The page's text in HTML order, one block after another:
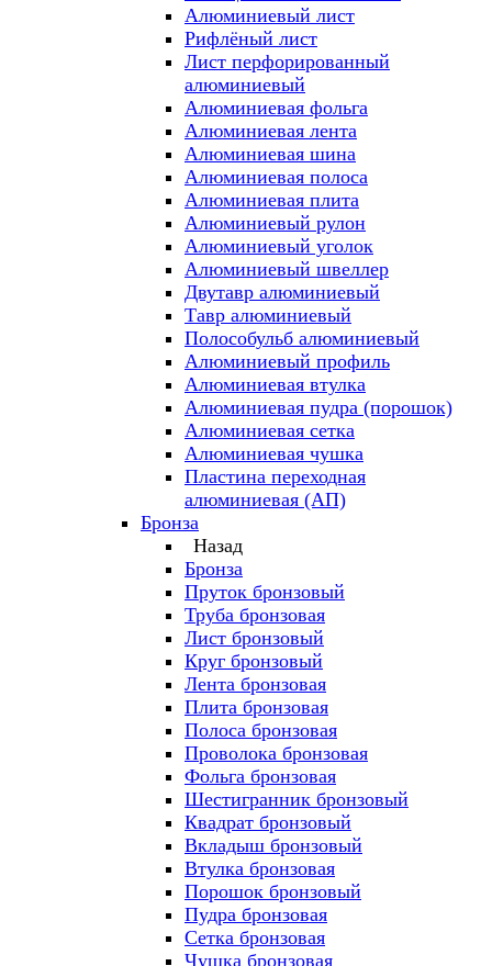
Алюминиевый лист
Рифлёный лист
Лист перфорированный
алюминиевый
Алюминиевая фольга
Алюминиевая лента
Алюминиевая шина
Алюминиевая полоса
Алюминиевая плита
Алюминиевый рулон
Алюминиевый уголок
Алюминиевый швеллер
Двутавр алюминиевый
Тавр алюминиевый
Полособульб алюминиевый
Алюминиевый профиль
Алюминиевая втулка
Алюминиевая пудра (порошок)
Алюминиевая сетка
Алюминиевая чушка
Пластина переходная
алюминиевая (АП)
Бронза
Назад
Бронза
Пруток бронзовый
Труба бронзовая
Лист бронзовый
Круг бронзовый
Лента бронзовая
Плита бронзовая
Полоса бронзовая
Проволока бронзовая
Фольга бронзовая
Шестигранник бронзовый
Квадрат бронзовый
Вкладыш бронзовый
Втулка бронзовая
Порошок бронзовый
Пудра бронзовая
Сетка бронзовая
Чушка бронзовая